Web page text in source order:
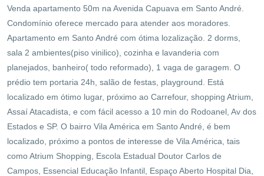
Venda apartamento 50m na Avenida Capuava em Santo André.
Condomínio oferece mercado para atender aos moradores.
Apartamento em Santo André com ótima lozalização. 2 dorms,
sala 2 ambientes(piso vinilico), cozinha e lavanderia com
planejados, banheiro( todo reformado), 1 vaga de garagem. O
prédio tem portaria 24h, salão de festas, playground. Está
localizado em ótimo lugar, próximo ao Carrefour, shopping Atrium,
Assaí Atacadista, e com fácil acesso a 10 min do Rodoanel, Av dos
Estados e SP. O bairro Vila América em Santo André, é bem
localizado, próximo a pontos de interesse de Vila América, tais
como Atrium Shopping, Escola Estadual Doutor Carlos de
Campos, Essencial Educação Infantil, Espaço Aberto Hospital Dia,